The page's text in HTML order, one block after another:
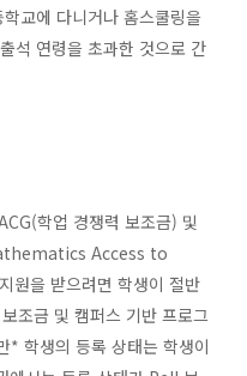
교에 다니거나 홈스쿨링을
석 연령을 초과한 것으로 간
학업 경쟁력 보조금) 및
Access to
을 받으려면 학생이 절반
조금 및 캠퍼스 기반 프로그
* 학생의 등록 상태는 학생이